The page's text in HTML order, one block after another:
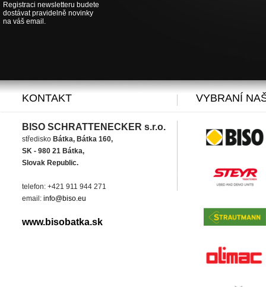
Registraci newsletteru budete
dostávat pravidelně novinky
na váš email.
KONTAKT
BISO SCHRATTENECKER s.r.o.
středisko Bátka, Bátka 160,
SK - 980 21 Bátka,
Slovak Republic.
telefon: +421 911 944 271
email: info@biso.eu
www.bisobatka.sk
VYBRANÍ